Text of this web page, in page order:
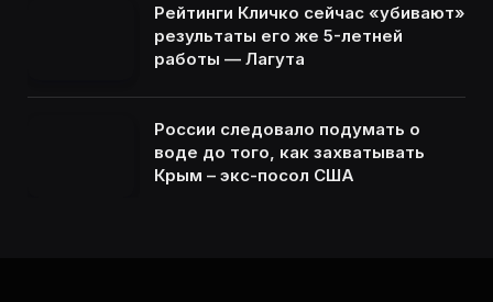
Рейтинги Кличко сейчас «убивают»
результаты его же 5-летней
работы — Лагута
России следовало подумать о
воде до того, как захватывать
Крым – экс-посол США